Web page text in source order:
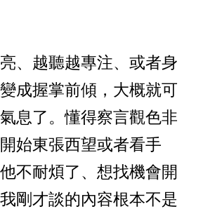
、越聽越專注、或者身
成握掌前傾，大概就可
息了。懂得察言觀色非
始東張西望或者看手
不耐煩了、想找機會開
剛才談的內容根本不是